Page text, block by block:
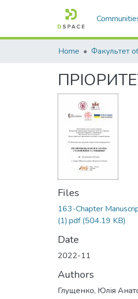
Home
Files
163-Chapter
(1).pdf(504.19 KB)
Date
2022-11
Authors
Глущенко, Юлія